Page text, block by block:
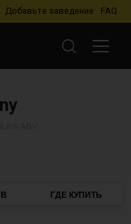
Добавьте заведение FAQ
ГДЕ КУПИТЬ